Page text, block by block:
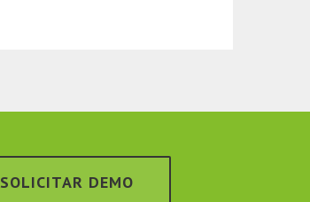
SOLICITAR DEMO